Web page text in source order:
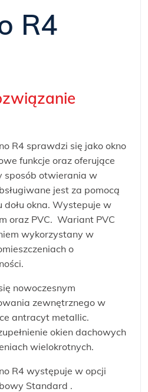
R4
R4 sprawdzi się jako okno
funkcje oraz oferujące
sposób otwierania w
jest za pomocą
dołu okna. Wystepuje w
oraz PVC. Wariant PVC
wykorzystany w
o
nowoczesnym
zewnętrznego w
antracyt metallic.
okien dachowych
wielokrotnych.
R4 występuje w opcji
Standard .